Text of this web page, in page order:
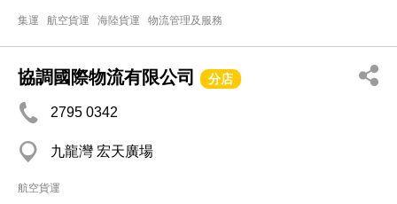
集運 航空貨運 海陸貨運 物流管理及服務
協調國際物流有限公司 分店
2795 0342
九龍灣 宏天廣場
航空貨運